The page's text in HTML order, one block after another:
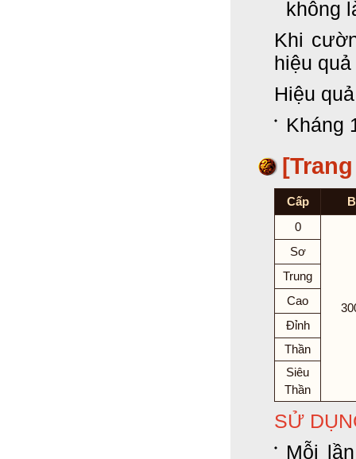
không
Khi
hiệu
Hiệu
Kháng
Cấp
0
Sơ
Trung
Cao
Đỉnh
Thần
Siêu
Thần
SỬ
Mỗi